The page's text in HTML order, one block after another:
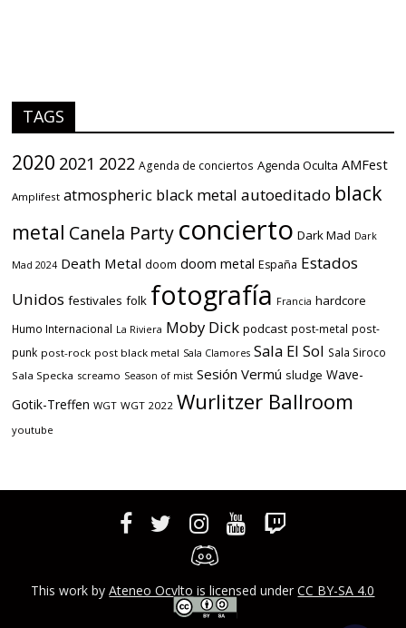
TAGS
2020 2021 2022 Agenda de conciertos Agenda Oculta AMFest
Amplifest atmospheric black metal autoeditado black
metal Canela Party concierto Dark Mad Dark
Mad 2024 Death Metal doom doom metal España Estados
Unidos festivales folk fotografía Francia hardcore
Humo Internacional La Riviera Moby Dick podcast post-metal post-
punk post-rock post black metal Sala Clamores Sala El Sol Sala Siroco
Sala Specka screamo Season of mist Sesión Vermú sludge Wave-
Gotik-Treffen WGT WGT 2022 Wurlitzer Ballroom
youtube
This work byAteneo Ocvlto is licensed underCC BY-SA 4.0